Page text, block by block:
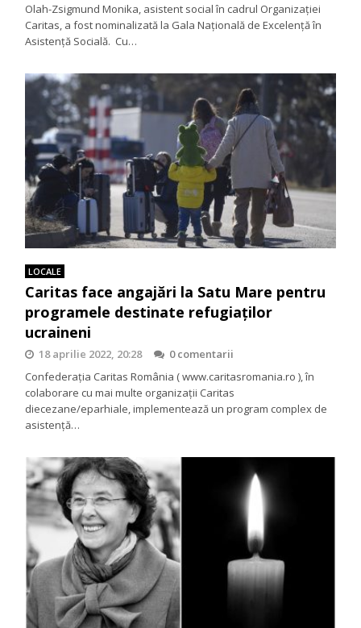
Olah-Zsigmund Monika, asistent social în cadrul Organizației
Caritas, a fost nominalizată la Gala Națională de Excelență în
Asistență Socială. Cu…
LOCALE
Caritas face angajări la Satu Mare pentru
programele destinate refugiaților
ucraineni
18 aprilie 2022, 20:28
0 comentarii
Confederația Caritas România ( www.caritasromania.ro ), în
colaborare cu mai multe organizații Caritas
diecezane/eparhiale, implementează un program complex de
asistență…